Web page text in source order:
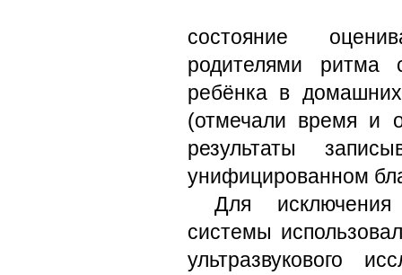
состояние
родителями ритма
ребёнка в
(отмечали время и
результаты
унифицированном
Для
системы
ультразвукового